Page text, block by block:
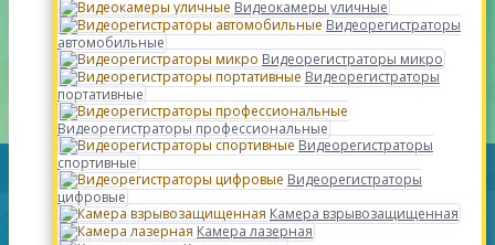
Видеокамеры уличные
Видеорегистраторы
автомобильные
Видеорегистраторы микро
Видеорегистраторы
портативные
Видеорегистраторы профессиональные
Видеорегистраторы
спортивные
Видеорегистраторы
цифровые
Камера взрывозащищенная
Камера лазерная